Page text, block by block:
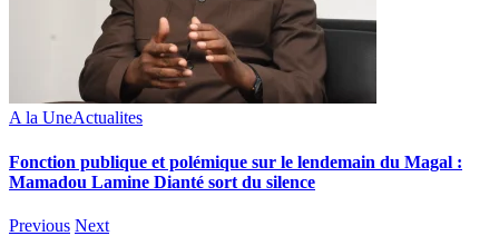
A la UneActualites
Fonction publique et polémique sur le lendemain du Magal :
Mamadou Lamine Dianté sort du silence
Previous Next